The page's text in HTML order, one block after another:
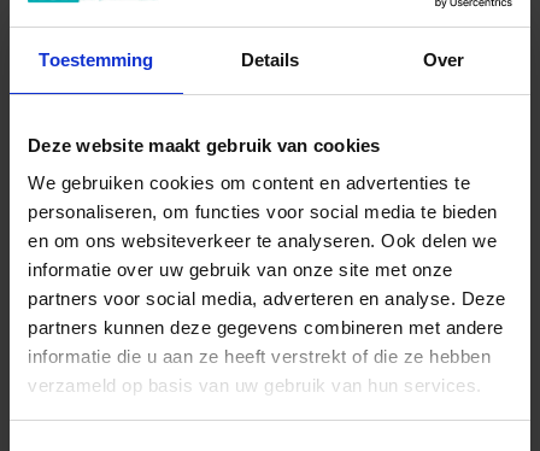
Toestemming Details Over
Deze website maakt gebruik van cookies
We gebruiken cookies om content en advertenties te
personaliseren, om functies voor social media te bieden
en om ons websiteverkeer te analyseren. Ook delen we
informatie over uw gebruik van onze site met onze
partners voor social media, adverteren en analyse. Deze
partners kunnen deze gegevens combineren met andere
informatie die u aan ze heeft verstrekt of die ze hebben
verzameld op basis van uw gebruik van hun services.
Art-Nr.: M139
MarazziWork
Grey 30x90 cm Wandtegel Struttura Spike 3D Mat
Gestructureerd Naturale
45,63 €/m²
41,85 €